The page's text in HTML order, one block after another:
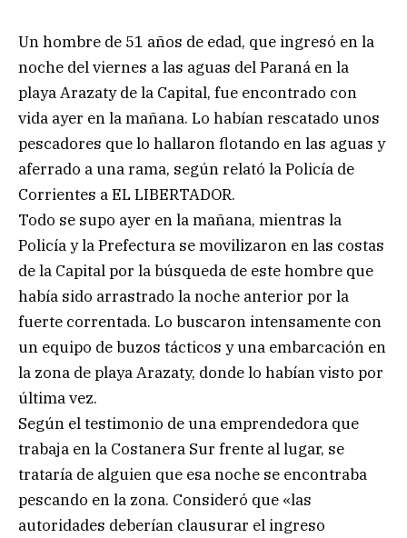
Un hombre de 51 años de edad, que ingresó en la
noche del viernes a las aguas del Paraná en la
playa Arazaty de la Capital, fue encontrado con
vida ayer en la mañana. Lo habían rescatado unos
pescadores que lo hallaron flotando en las aguas y
aferrado a una rama, según relató la Policía de
Corrientes a EL LIBERTADOR.
Todo se supo ayer en la mañana, mientras la
Policía y la Prefectura se movilizaron en las costas
de la Capital por la búsqueda de este hombre que
había sido arrastrado la noche anterior por la
fuerte correntada. Lo buscaron intensamente con
un equipo de buzos tácticos y una embarcación en
la zona de playa Arazaty, donde lo habían visto por
última vez.
Según el testimonio de una emprendedora que
trabaja en la Costanera Sur frente al lugar, se
trataría de alguien que esa noche se encontraba
pescando en la zona. Consideró que «las
autoridades deberían clausurar el ingreso